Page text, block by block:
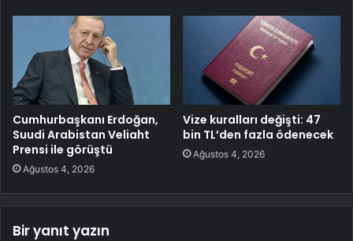
Cumhurbaşkanı Erdoğan,
Suudi Arabistan Veliaht
Prensi ile görüştü
Ağustos 4, 2026
Vize kuralları değişti: 47
bin TL’den fazla ödenecek
Ağustos 4, 2026
Bir yanıt yazın